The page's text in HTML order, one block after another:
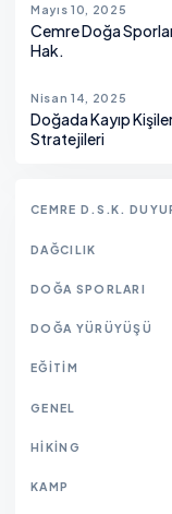
Mayıs 10, 2025
Cemre Doğa
Hak.
Nisan 14, 2025
Doğada Kayıp
Stratejileri
CEMRE D.S.K.
DAĞCILIK
DOĞA SPORLARI
DOĞA YÜRÜYÜŞÜ
EĞITIM
GENEL
HIKING
KAMP